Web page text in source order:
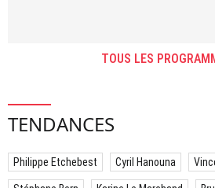
TOUS LES
TENDANCES
Philippe Etchebest Cyril Hanouna